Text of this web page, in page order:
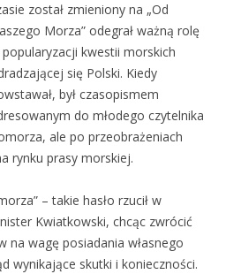
został zmieniony na „Od
Morza” odegrał ważną rolę
kwestii morskich
się Polski. Kiedy
był czasopismem
do młodego czytelnika
ale po przeobrażeniach
rynku prasy morskiej.
– takie hasło rzucił w
Kwiatkowski, chcąc zwrócić
na wagę posiadania własnego
wynikające skutki i konieczności.